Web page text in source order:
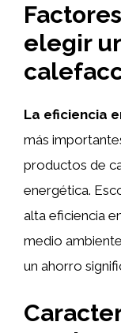
elegir
La eficiencia
más
productos de
energética.
alta eficiencia
medio
un ahorro